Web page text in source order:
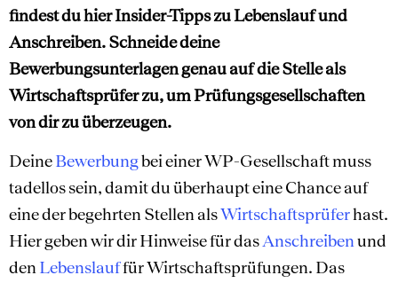
findest du hier Insider-Tipps zu Lebenslauf und
Anschreiben. Schneide deine
Bewerbungsunterlagen genau auf die Stelle als
Wirtschaftsprüfer zu, um Prüfungsgesellschaften
von dir zu überzeugen.
DeineBewerbungbei einer WP-Gesellschaft muss
tadellos sein, damit du überhaupt eine Chance auf
eine der begehrten Stellen alsWirtschaftsprüferhast.
Hier geben wir dir Hinweise für dasAnschreibenund
denLebenslauffür Wirtschaftsprüfungen. Das